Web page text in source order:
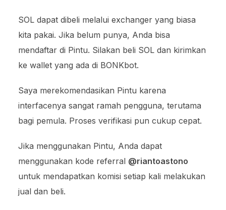
SOL dapat dibeli melalui exchanger yang biasa
kita pakai. Jika belum punya, Anda bisa
mendaftar di Pintu. Silakan beli SOL dan kirimkan
ke wallet yang ada di BONKbot.
Saya merekomendasikan Pintu karena
interfacenya sangat ramah pengguna, terutama
bagi pemula. Proses verifikasi pun cukup cepat.
Jika menggunakan Pintu, Anda dapat
menggunakan kode referral @riantoastono
untuk mendapatkan komisi setiap kali melakukan
jual dan beli.